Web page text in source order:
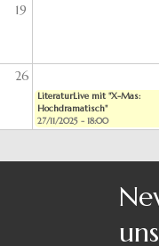
19
26
LiteraturLive mit "X-Mas:
Hochdramatisch"
27/11/2025 - 18:00